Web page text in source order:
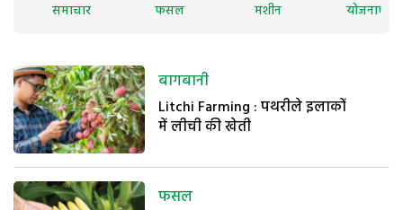
समाचार फसल मशीन योजनाएं
बागबानी
Litchi Farming : पथरीले इलाकों
में लीची की खेती
फसल